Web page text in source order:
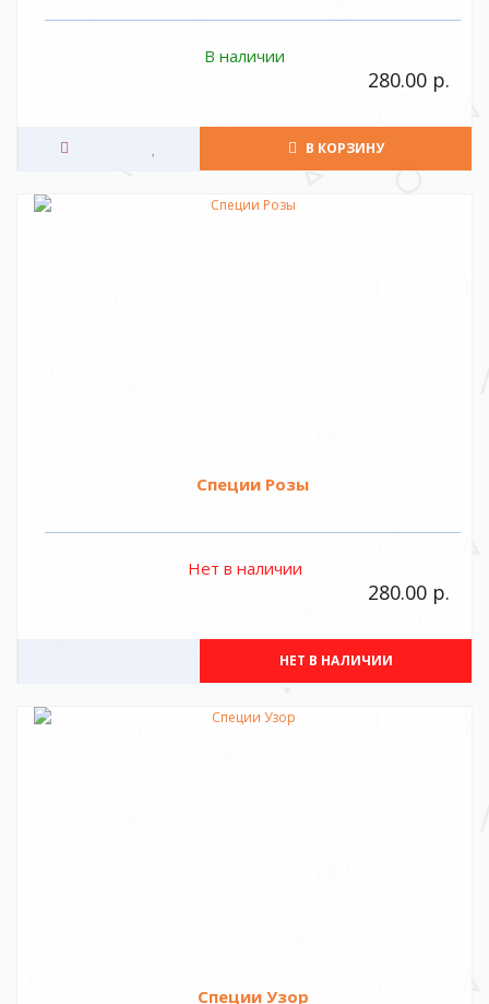
В наличии
280.00 р.
В КОРЗИНУ
Специи Розы
Нет в наличии
280.00 р.
НЕТ В НАЛИЧИИ
Специи Узор